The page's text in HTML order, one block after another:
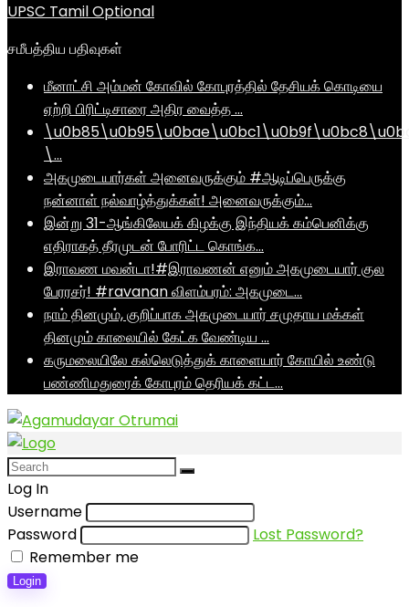
UPSC Tamil Optional
சமீபத்திய பதிவுகள்
மீனாட்சி அம்மன் கோவில் கோபுரத்தில் தேசியக் கொடியை
ஏற்றி பிரிட்டிசாரை அதிர வைத்த …
\…
அகமுடையார்கள் அனைவருக்கும் #ஆடிப்பெருக்கு
நன்னாள் நல்வாழ்த்துக்கள்! அனைவருக்கும்…
இன்று 31-ஆங்கிலேயக் கிழக்கு இந்தியக் கம்பெனிக்கு
எதிராகத் தீரமுடன் போரிட்ட கொங்க…
இராவண மவன்டா!#இராவணன் எனும் அகமுடையார் குல
பேரரசர்! #ravanan விளம்பரம்: அகமுடை…
நாம் தினமும், குறிப்பாக அகமுடையார் சமுதாய மக்கள்
தினமும் காலையில் கேட்க வேண்டிய …
கருமலையிலே கல்லெடுத்துக் காளையார் கோயில் உண்டு
பண்ணிமதுரைக் கோபுரம் தெரியக் கட்ட…
Log In
Username
Password
Lost Password?
Remember me
Login